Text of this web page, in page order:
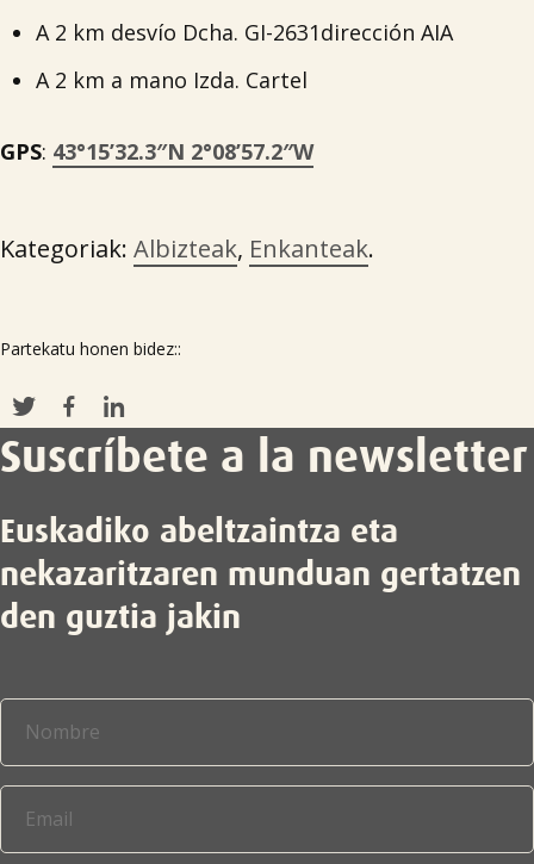
A 2 km desvío Dcha. GI-2631dirección AIA
A 2 km a mano Izda. Cartel
GPS: 43°15’32.3″N 2°08’57.2″W
Kategoriak: Albizteak, Enkanteak.
Partekatu honen bidez::
Suscríbete a la newsletter
Euskadiko abeltzaintza eta
nekazaritzaren munduan gertatzen
den guztia jakin